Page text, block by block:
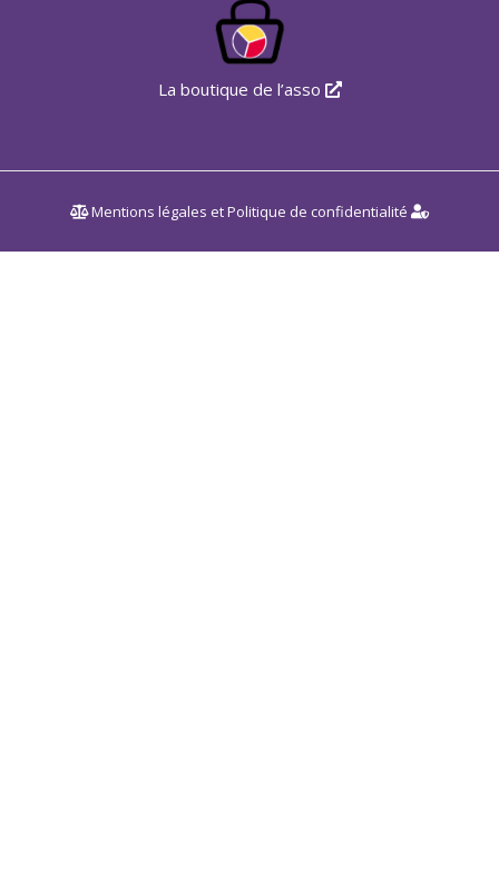
La boutique de l’asso
Mentions légales etPolitique de confidentialité